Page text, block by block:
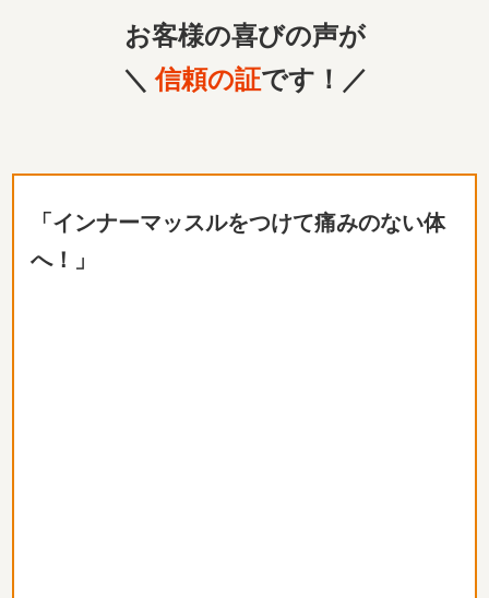
お客様の喜びの声が
＼ 信頼の証です！／
「インナーマッスルをつけて痛みのない体
へ！」